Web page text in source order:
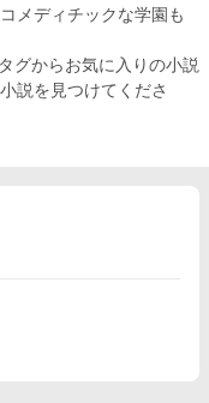
メディチックな学園も
グからお気に入りの小説
説を見つけてくださ